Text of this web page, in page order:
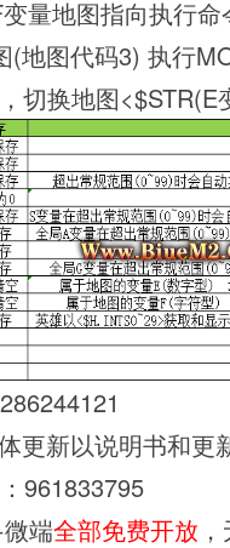
量地图指向执行
(地图代码3) 执行
切换地图
更新以说明书和更
961833795
端全部免费开放